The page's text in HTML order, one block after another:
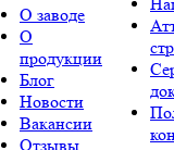
О заводе
О
продукции
Блог
Новости
Вакансии
Отзывы